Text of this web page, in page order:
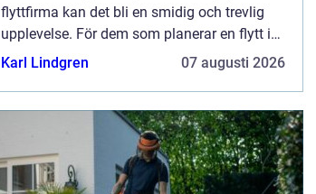
flyttfirma kan det bli en smidig och trevlig
upplevelse. För dem som planerar en flytt i
eller till Trollhättan, är det viktigt att hitta
Karl Lindgren 07 augusti 2026